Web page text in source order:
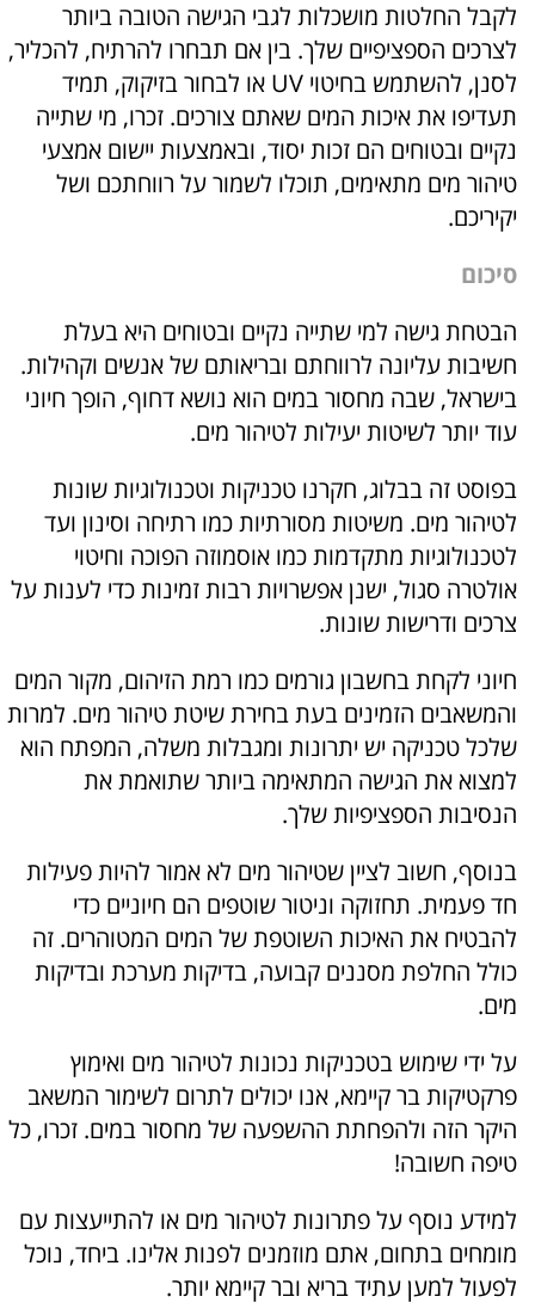
לקבל החלטות מושכלות לגבי הגישה הטובה ביותר
לצרכים הספציפיים שלך. בין אם תבחרו להרתיח, להכליר,
לסנן, להשתמש בחיטוי UV או לבחור בזיקוק, תמיד
תעדיפו את איכות המים שאתם צורכים. זכרו, מי שתייה
נקיים ובטוחים הם זכות יסוד, ובאמצעות יישום אמצעי
טיהור מים מתאימים, תוכלו לשמור על רווחתכם ושל
יקיריכם.
סיכום
הבטחת גישה למי שתייה נקיים ובטוחים היא בעלת
חשיבות עליונה לרווחתם ובריאותם של אנשים וקהילות.
בישראל, שבה מחסור במים הוא נושא דחוף, הופך חיוני
עוד יותר לשיטות יעילות לטיהור מים.
בפוסט זה בבלוג, חקרנו טכניקות וטכנולוגיות שונות
לטיהור מים. משיטות מסורתיות כמו רתיחה וסינון ועד
לטכנולוגיות מתקדמות כמו אוסמוזה הפוכה וחיטוי
אולטרה סגול, ישנן אפשרויות רבות זמינות כדי לענות על
צרכים ודרישות שונות.
חיוני לקחת בחשבון גורמים כמו רמת הזיהום, מקור המים
והמשאבים הזמינים בעת בחירת שיטת טיהור מים. למרות
שלכל טכניקה יש יתרונות ומגבלות משלה, המפתח הוא
למצוא את הגישה המתאימה ביותר שתואמת את
הנסיבות הספציפיות שלך.
בנוסף, חשוב לציין שטיהור מים לא אמור להיות פעילות
חד פעמית. תחזוקה וניטור שוטפים הם חיוניים כדי
להבטיח את האיכות השוטפת של המים המטוהרים. זה
כולל החלפת מסננים קבועה, בדיקות מערכת ובדיקות
מים.
על ידי שימוש בטכניקות נכונות לטיהור מים ואימוץ
פרקטיקות בר קיימא, אנו יכולים לתרום לשימור המשאב
היקר הזה ולהפחתת ההשפעה של מחסור במים. זכרו, כל
טיפה חשובה!
למידע נוסף על פתרונות לטיהור מים או להתייעצות עם
מומחים בתחום, אתם מוזמנים לפנות אלינו. ביחד, נוכל
לפעול למען עתיד בריא ובר קיימא יותר.